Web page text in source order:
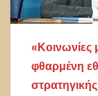
«Κοινωνίες
φθαρμένη